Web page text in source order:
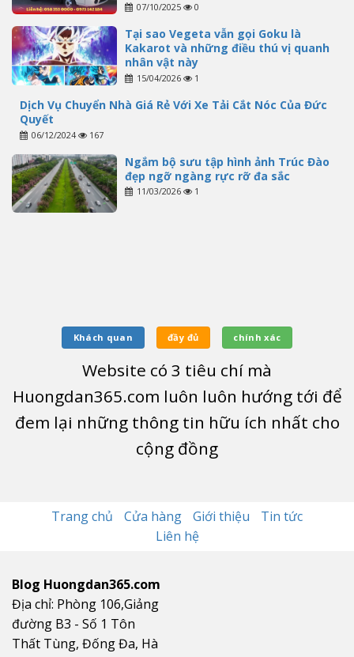
07/10/2025 0
Tại sao Vegeta vẫn gọi Goku là
Kakarot và những điều thú vị quanh
nhân vật này
15/04/2026 1
Dịch Vụ Chuyển Nhà Giá Rẻ Với Xe Tải Cắt Nóc Của Đức
Quyết
06/12/2024 167
Ngắm bộ sưu tập hình ảnh Trúc Đào
đẹp ngỡ ngàng rực rỡ đa sắc
11/03/2026 1
Khách quan đầy đủ chính xác
Website có 3 tiêu chí mà
Huongdan365.com luôn luôn hướng tới để
đem lại những thông tin hữu ích nhất cho
cộng đồng
Trang chủ Cửa hàng Giới thiệu
Tin tức
Liên hệ
Blog Huongdan365.com
Địa chỉ: Phòng 106,Giảng
đường B3 - Số 1 Tôn
Thất Tùng, Đống Đa, Hà